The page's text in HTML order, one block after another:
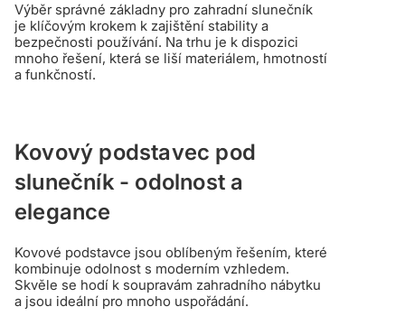
Výběr správné základny pro zahradní slunečník
je klíčovým krokem k zajištění stability a
bezpečnosti používání. Na trhu je k dispozici
mnoho řešení, která se liší materiálem, hmotností
a funkčností.
Kovový podstavec pod
slunečník - odolnost a
elegance
Kovové podstavce jsou oblíbeným řešením, které
kombinuje odolnost s moderním vzhledem.
Skvěle se hodí k soupravám zahradního nábytku
a jsou ideální pro mnoho uspořádání.